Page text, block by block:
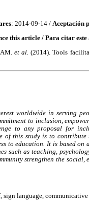
: 2014-09-14 / Aceptación
this article / Para citar este
et al.(2014). Tools
worldwide in serving
to inclusion,
to any proposal for
of this study is to
to education. It is based
such as teaching,
strengthen the
sign language,